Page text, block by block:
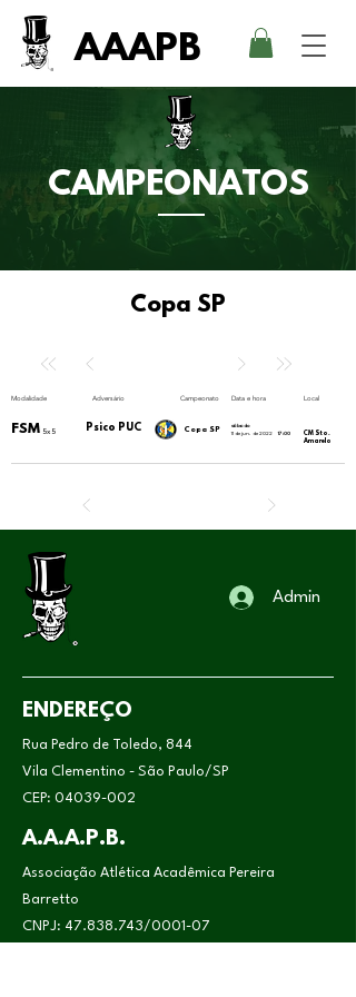
AAAPB
CAMPEONATOS
Copa SP
Modalidade Adversário Campeonato Data e hora Local
5x5
FSM Psico PUC Copa SP
sábado
11 de jun. de 2022
17:00
CM Sto.
Amarelo
Admin
ENDEREÇO
Rua Pedro de Toledo, 844
Vila Clementino - São Paulo/SP
CEP: 04039-002
A.A.A.P.B.
Associação Atlética Acadêmica Pereira
Barretto
CNPJ: 47.838.743/0001-07